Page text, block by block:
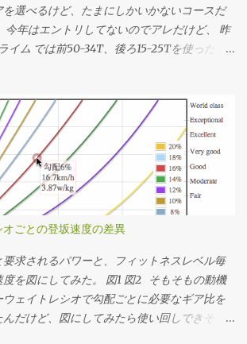
を選べるけど、たまにしかいかないコースだ
今年はエントリしてないのでアレだけど、 昨
イム では前50-34T、後ろ15-25Tを使った。
。殆どの場面で34x17〜22で回してたこ
囲では丁度良い装備だったなという感想。
なくて、最後の緩斜面は37km/hぐらいまで
を90rpm弱で回してちょうどギリギリだ
34x15T(2.266)が100秒ちょいあるけど、う
は激しくチェーンリングに当たってうっとお
だと思う。 勾配のデータを持って
想定パワーまたは想定タイムを仮決めする 脳
ミュレーションして速度の推移を調べる シミ
の分布を元に使用するギア比を決定する っ
。勾配のデータがない場合はルートラボや
他諸々から粗くてもいいので距離・標高のデ
ごとの登坂速度の差異
求されるパワーと、フィットネスレベル毎
度を図にしてみた。 図1 図2 そもそもの動機
ェイトレシオで勾配ごとに必要なギア比を
だけど、図にしてみたら使い回しできそう